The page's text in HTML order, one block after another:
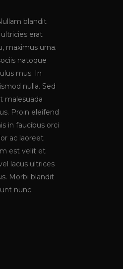
blandit
erat
maximus urna.
natoque
mus. In
nulla. Sed
malesuada
Proin eleifend
in faucibus orci
ac laoreet
est velit et
lacus ultrices
Morbi blandit
nunc.